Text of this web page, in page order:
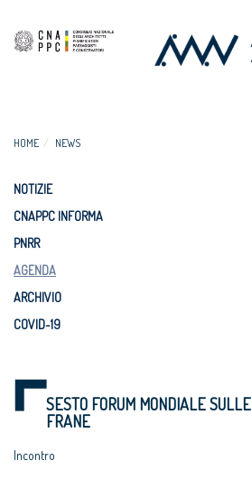
HOME NEWS
NOTIZIE
CNAPPC INFORMA
PNRR
AGENDA
ARCHIVIO
COVID-19
SESTO FORUM MONDIALE SULLE
FRANE
Incontro